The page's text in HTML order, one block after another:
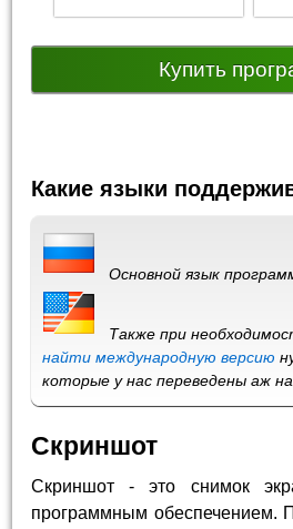
Купить
Какие языки
Основной язык
Также при
найти международную версию
которые у нас переведены аж
Скриншот
Скриншот - это снимок
программным обеспечением.